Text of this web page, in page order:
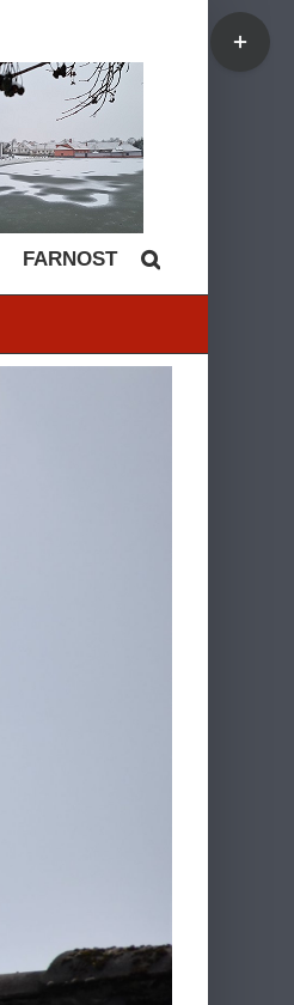
FARNOST
Toggle
Sliding